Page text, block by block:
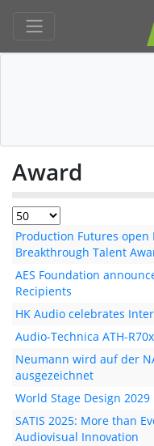
Award
Production Futures
Breakthrough Talent
AES Foundation
Recipients
HK Audio celebrates
Audio-Technica ATH-
Neumann wird auf der
ausgezeichnet
World Stage Design
SATIS 2025: More than
Audiovisual Innovation